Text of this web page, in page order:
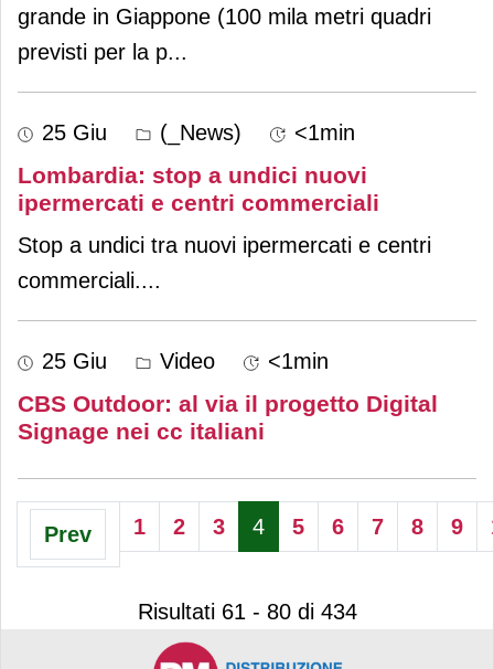
grande in Giappone (100 mila metri quadri
previsti per la p...
25 Giu (_News) <1min
Lombardia: stop a undici nuovi
ipermercati e centri commerciali
Stop a undici tra nuovi ipermercati e centri
commerciali....
25 Giu Video <1min
CBS Outdoor: al via il progetto Digital
Signage nei cc italiani
Prev 1 2 3 4 5 6 7 8 9
Risultati 61 - 80 di 434